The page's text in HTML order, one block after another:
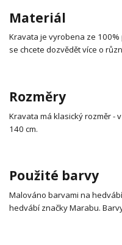
Materiál
Kravata je vyrobena ze
se chcete dozvědět více o
Rozměry
Kravata má klasický rozměr -
140 cm.
Použité barvy
Malováno barvami na
hedvábí značky Marabu.